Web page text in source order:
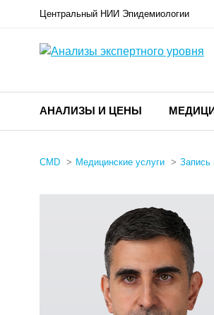
Центральный НИИ Эпидемиологии
АНАЛИЗЫ И ЦЕНЫ
CMD Медицинские услуги Запись